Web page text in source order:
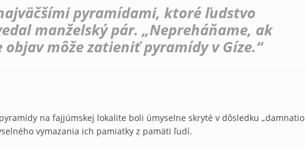
pyramídami, ktoré ľudstvo
manželský pár. „Nepreháňame, ak
objav môže zatieniť pyramídy v Gíze.“
na fajjúmskej lokalite boli úmyselne skryté v dôsledku „damnatio
vymazania ich pamiatky z pamäti ľudí.